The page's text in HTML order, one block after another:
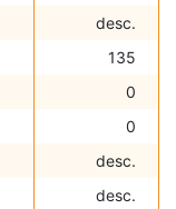
desc.
135
0
0
desc.
desc.